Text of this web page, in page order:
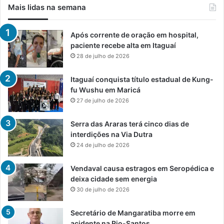
Mais lidas na semana
Após corrente de oração em hospital,
paciente recebe alta em Itaguaí
28 de julho de 2026
Itaguaí conquista título estadual de Kung-
fu Wushu em Maricá
27 de julho de 2026
Serra das Araras terá cinco dias de
interdições na Via Dutra
24 de julho de 2026
Vendaval causa estragos em Seropédica e
deixa cidade sem energia
30 de julho de 2026
Secretário de Mangaratiba morre em